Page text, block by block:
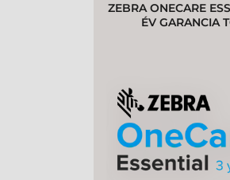
ZEBRA ONECARE
ÉV GARANCIA